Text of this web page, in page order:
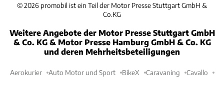
©2026 promobil ist ein Teil der Motor Presse Stuttgart GmbH &
Co.KG
Weitere Angebote der Motor Presse Stuttgart GmbH
& Co. KG & Motor Presse Hamburg GmbH & Co. KG
und deren Mehrheitsbeteiligungen
Aerokurier Auto Motor und Sport BikeX Caravaning Cavallo